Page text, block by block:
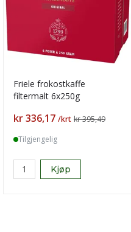
Friele frokostkaffe
filtermalt 6x250g
Pris
kr 336,17 /krt kr 395,49
Tilgjengelig
Kjøp